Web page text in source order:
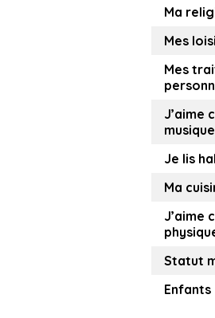
Ma
Mes
Mes
J’aime
musique
Je lis
Ma
J’aime
Statut
Enfants